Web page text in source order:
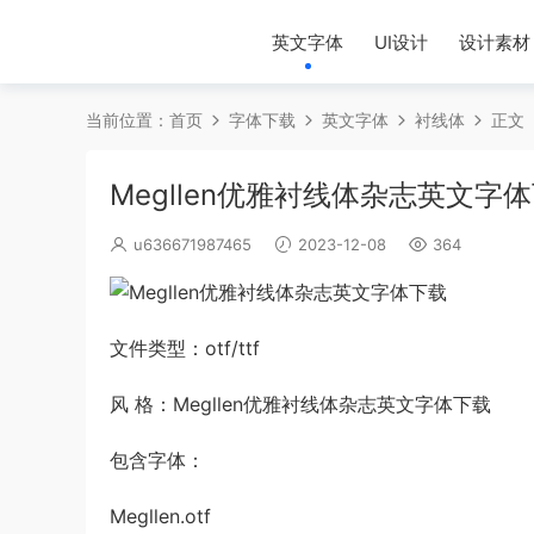
英文字体 UI设计 设计素材
当前位置： 首页 字体下载 英文字体 衬线体 正文
Megllen优雅衬线体杂志英文字
u636671987465 2023-12-08 364
文件类型：otf/ttf
风 格：Megllen优雅衬线体杂志英文字体下载
包含字体：
Megllen.otf